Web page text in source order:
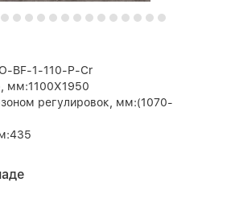
BF-1-110-P-Cr
мм:1100X1950
регулировок, мм:(1070-